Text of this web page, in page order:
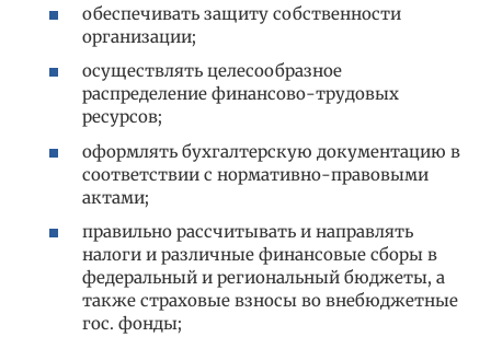
обеспечивать защиту собственности
организации;
осуществлять целесообразное
распределение финансово-трудовых
ресурсов;
оформлять бухгалтерскую документацию в
соответствии с нормативно-правовыми
актами;
правильно рассчитывать и направлять
налоги и различные финансовые сборы в
федеральный и региональный бюджеты, а
также страховые взносы во внебюджетные
гос. фонды;